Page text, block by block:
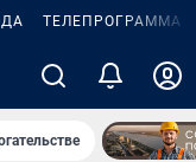
ТЕЛЕПРОГРАММА